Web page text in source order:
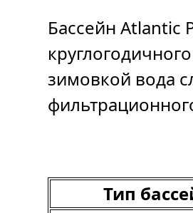
Бассейн Atlantic
зимовкой вода
Тип